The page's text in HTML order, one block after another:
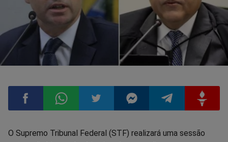
CompartilharCompartilharCompartilharCompartilharCompartilhar
O Supremo Tribunal Federal (STF) realizará uma sessão